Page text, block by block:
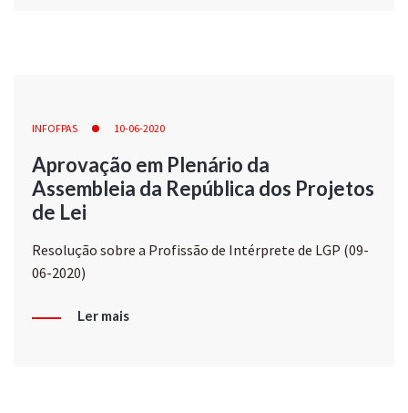
INFOFPAS 10-06-2020
Aprovação em Plenário da
Assembleia da República dos Projetos
de Lei
Resolução sobre a Profissão de Intérprete de LGP (09-
06-2020)
Ler mais